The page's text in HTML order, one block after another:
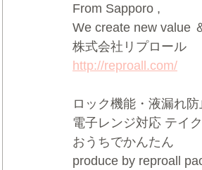
From Sapporo ,
We create new value
株式会社リプロール
http://reproall.com/
ロック機能・液漏れ
電子レンジ対応 テ
おうちでかんたん
produce by reproall